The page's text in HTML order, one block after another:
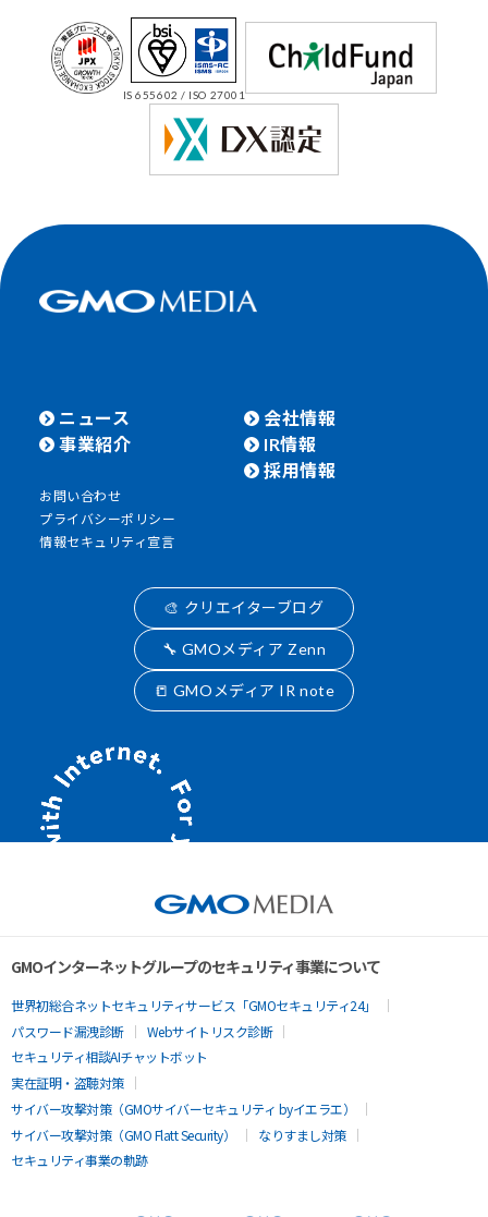
IS 655602 / ISO 27001
ニュース
事業紹介
会社情報
IR情報
採用情報
お問い合わせ
プライバシーポリシー
情報セキュリティ宣言
🎨 クリエイターブログ
🔧 GMOメディア Zenn
📒 GMOメディア IR note
GMOインターネットグループのセキュリティ事業について
世界初総合ネットセキュリティサービス「GMOセキュリティ24」
パスワード漏洩診断
Webサイトリスク診断
セキュリティ相談AIチャットボット
実在証明・盗聴対策
サイバー攻撃対策（GMOサイバーセキュリティ byイエラエ）
サイバー攻撃対策（GMO Flatt Security）
なりすまし対策
セキュリティ事業の軌跡